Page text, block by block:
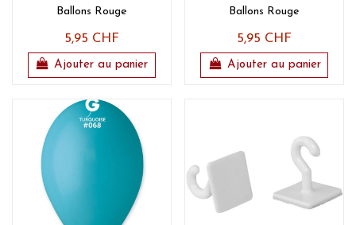
Ballons Rouge
5,95 CHF
Ajouter au panier
Ballons Rouge
5,95 CHF
Ajouter au panier